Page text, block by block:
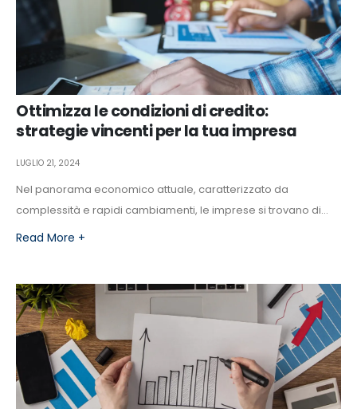
Ottimizza le condizioni di credito:
strategie vincenti per la tua impresa
LUGLIO 21, 2024
Nel panorama economico attuale, caratterizzato da
complessità e rapidi cambiamenti, le imprese si trovano di...
Read More +